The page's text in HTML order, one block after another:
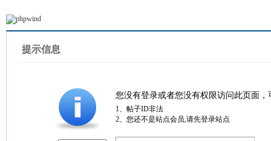
提示信息
您没有登录或者您没有权限访问此页面
1、帖子ID非法
2、您还不是站点会员,请先登录站点